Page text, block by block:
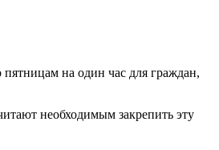
на один час для граждан,
необходимым закрепить эту